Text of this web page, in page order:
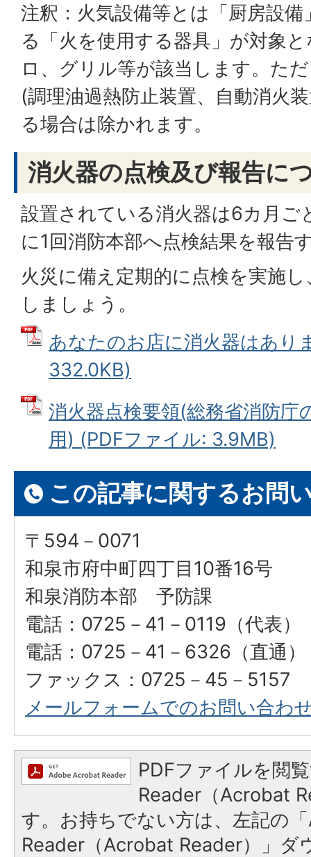
注釈：火気設備等とは「厨房設
る「火を使用する器具」が対象
ロ、グリル等が該当します。た
(調理油過熱防止装置、自動消火
る場合は除かれます。
消火器の点検及び報告に
設置されている消火器は6カ月ご
に1回消防本部へ点検結果を報告
火災に備え定期的に点検を実施
しましょう。
あなたのお店に消火器はあり
332.0KB)
消火器点検要領(総務省消防庁
用) (PDFファイル: 3.9MB)
この記事に関するお問
〒594－0071
和泉市府中町四丁目10番16号
和泉消防本部 予防課
電話：0725－41－0119（代表）
電話：0725－41－6326（直通）
ファックス：0725－45－5157
メールフォームでのお問い合わ
PDFファイルを閲
Reader（Acrobat
す。お持ちでない方は、左記の
Reader（Acrobat Reader）」ダ